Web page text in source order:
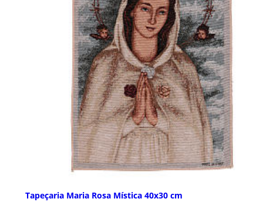
Tapeçaria Maria Rosa Mística 40x30 cm